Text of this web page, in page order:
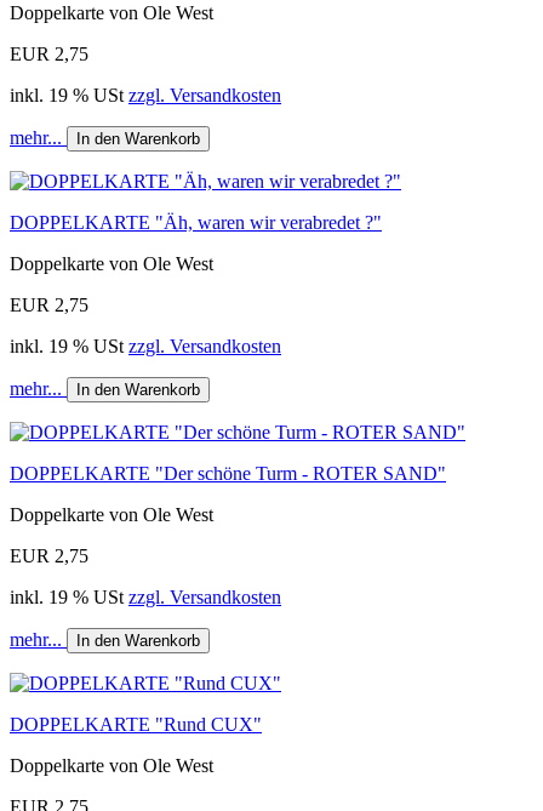
Doppelkarte von Ole West
EUR 2,75
inkl. 19 % USt zzgl. Versandkosten
mehr... In den Warenkorb
DOPPELKARTE "Äh, waren wir verabredet ?"
Doppelkarte von Ole West
EUR 2,75
inkl. 19 % USt zzgl. Versandkosten
mehr... In den Warenkorb
DOPPELKARTE "Der schöne Turm - ROTER SAND"
Doppelkarte von Ole West
EUR 2,75
inkl. 19 % USt zzgl. Versandkosten
mehr... In den Warenkorb
DOPPELKARTE "Rund CUX"
Doppelkarte von Ole West
EUR 2,75